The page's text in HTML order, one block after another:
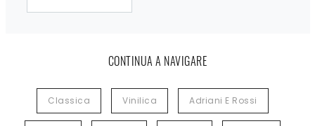
CONTINUA A NAVIGARE
Classica Vinilica Adriani E Rossi